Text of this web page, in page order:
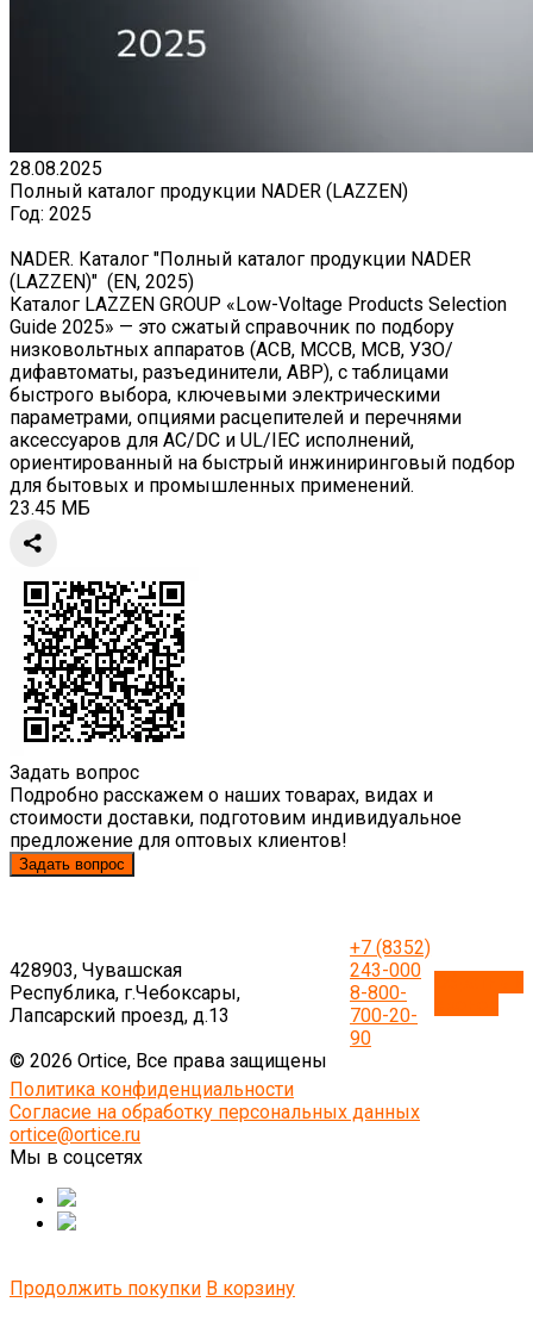
28.08.2025
Полный каталог продукции NADER (LAZZEN)
Год: 2025
NADER. Каталог "Полный каталог продукции NADER
(LAZZEN)" (EN, 2025)
Каталог LAZZEN GROUP «Low-Voltage Products Selection
Guide 2025» — это сжатый справочник по подбору
низковольтных аппаратов (ACB, MCCB, MCB, УЗО/
дифавтоматы, разъединители, АВР), с таблицами
быстрого выбора, ключевыми электрическими
параметрами, опциями расцепителей и перечнями
аксессуаров для AC/DC и UL/IEC исполнений,
ориентированный на быстрый инжиниринговый подбор
для бытовых и промышленных применений.
23.45 МБ
Задать вопрос
Подробно расскажем о наших товарах, видах и
стоимости доставки, подготовим индивидуальное
предложение для оптовых клиентов!
Задать вопрос
428903, Чувашская
Республика, г.Чебоксары,
Лапсарский проезд, д.13
+7 (8352)
243-000
8-800-
700-20-
90
© 2026 Ortice, Все права защищены
Политика конфиденциальности
Согласие на обработку персональных данных
ortice@ortice.ru
Мы в соцсетях
Продолжить покупки В корзину